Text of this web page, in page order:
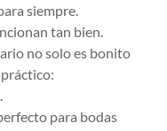
siempre.
tan bien.
no solo es bonito
para bodas